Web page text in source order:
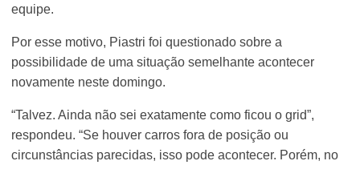
equipe.
Por esse motivo, Piastri foi questionado sobre a
possibilidade de uma situação semelhante acontecer
novamente neste domingo.
“Talvez. Ainda não sei exatamente como ficou o grid”,
respondeu. “Se houver carros fora de posição ou
circunstâncias parecidas, isso pode acontecer. Porém, no